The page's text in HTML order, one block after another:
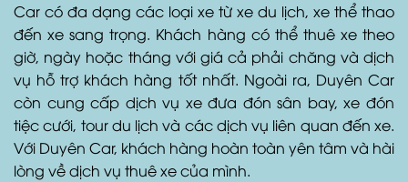
Car có đa dạng các loại xe từ xe du lịch, xe thể thao
đến xe sang trọng. Khách hàng có thể thuê xe theo
giờ, ngày hoặc tháng với giá cả phải chăng và dịch
vụ hỗ trợ khách hàng tốt nhất. Ngoài ra, Duyên Car
còn cung cấp dịch vụ xe đưa đón sân bay, xe đón
tiệc cưới, tour du lịch và các dịch vụ liên quan đến xe.
Với Duyên Car, khách hàng hoàn toàn yên tâm và hài
lòng về dịch vụ thuê xe của mình.